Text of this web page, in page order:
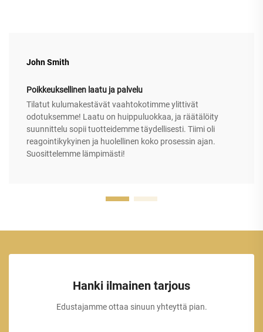
John Smith
Poikkeuksellinen laatu ja palvelu
Tilatut kulumakestävät vaahtokotimme ylittivät
odotuksemme! Laatu on huippuluokkaa, ja räätälöity
suunnittelu sopii tuotteidemme täydellisesti. Tiimi oli
reagointikykyinen ja huolellinen koko prosessin ajan.
Suosittelemme lämpimästi!
Hanki ilmainen tarjous
Edustajamme ottaa sinuun yhteyttä pian.